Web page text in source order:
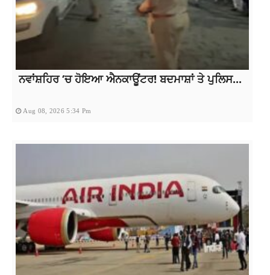
ਨਵਾਂਸ਼ਹਿਰ ‘ਚ ਹੋਇਆ ਐਨਕਾਊਂਟਰ! ਬਦਮਾਸ਼ਾਂ ਤੇ ਪੁਲਿਸ...
Aug 08, 2026 5:34 Pm